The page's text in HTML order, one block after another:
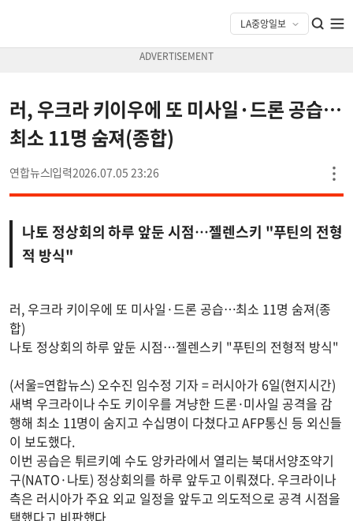
러, 우크라 키이우에 또 미사일·드론 공습…
최소 11명 숨져(종합)
연합뉴스 2026.07.05 23:26
나토 정상회의 하루 앞둔 시점…젤렌스키 "푸틴의 전형
적 방식"
러, 우크라 키이우에 또 미사일·드론 공습…최소 11명 숨져(종
합)
나토 정상회의 하루 앞둔 시점…젤렌스키 "푸틴의 전형적 방식"
(서울=연합뉴스) 오수진 임수정 기자 = 러시아가 6일(현지시간)
새벽 우크라이나 수도 키이우를 겨냥한 드론·미사일 공격을 감
행해 최소 11명이 숨지고 수십명이 다쳤다고 AFP통신 등 외신들
이 보도했다.
이번 공습은 튀르키예 수도 앙카라에서 열리는 북대서양조약기
구(NATO·나토) 정상회의를 하루 앞두고 이뤄졌다. 우크라이나
측은 러시아가 주요 외교 일정을 앞두고 의도적으로 공격 시점을
택했다고 비판했다.